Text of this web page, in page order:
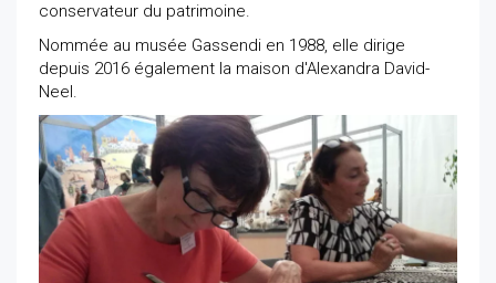
conservateur du patrimoine.
Nommée au musée Gassendi en 1988, elle dirige
depuis 2016 également la maison d'Alexandra David-
Neel.